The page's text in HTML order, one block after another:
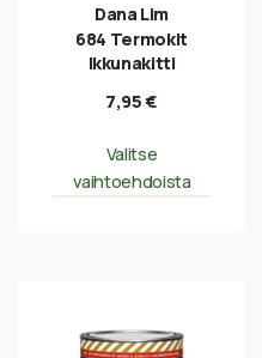
Dana Lim
684 Termokit
Ikkunakitti
7,95€
Valitse
vaihtoehdoista